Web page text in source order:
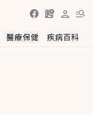
醫療保健 疾病百科